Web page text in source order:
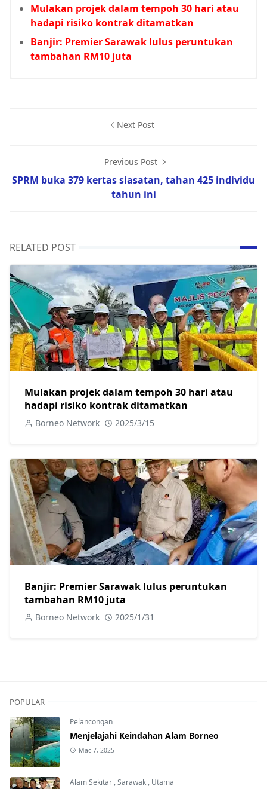
Mulakan projek dalam tempoh 30 hari atau
hadapi risiko kontrak ditamatkan
Banjir: Premier Sarawak lulus peruntukan
tambahan RM10 juta
Next Post
Previous Post
SPRM buka 379 kertas siasatan, tahan 425 individu
tahun ini
RELATED POST
Mulakan projek dalam tempoh 30 hari atau
hadapi risiko kontrak ditamatkan
Borneo Network 2025/3/15
Banjir: Premier Sarawak lulus peruntukan
tambahan RM10 juta
Borneo Network 2025/1/31
POPULAR
Pelancongan
Menjelajahi Keindahan Alam Borneo
Mac 7, 2025
Alam Sekitar ,Sarawak , Utama